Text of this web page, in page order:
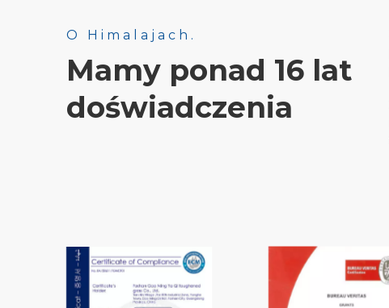
O Himalajach.
Mamy ponad 16 lat
doświadczenia